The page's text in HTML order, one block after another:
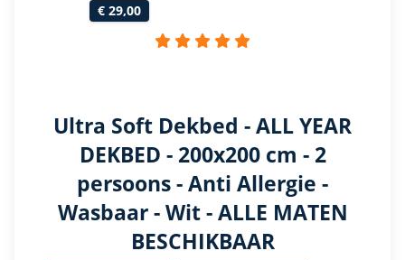
€ 29,00
Ultra Soft Dekbed - ALL YEAR
DEKBED - 200x200 cm - 2
persoons - Anti Allergie -
Wasbaar - Wit - ALLE MATEN
BESCHIKBAAR